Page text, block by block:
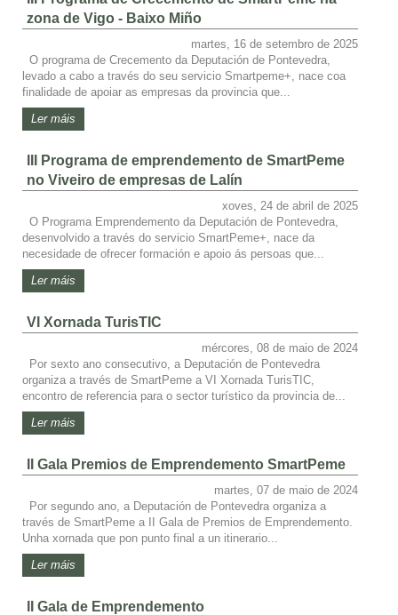
zona de Vigo - Baixo Miño
martes, 16 de setembro de 2025
O programa de Crecemento da Deputación de Pontevedra,
levado a cabo a través do seu servicio Smartpeme+, nace coa
finalidade de apoiar as empresas da provincia que...
Ler máis
III Programa de emprendemento de SmartPeme
no Viveiro de empresas de Lalín
xoves, 24 de abril de 2025
O Programa Emprendemento da Deputación de Pontevedra,
desenvolvido a través do servicio SmartPeme+, nace da
necesidade de ofrecer formación e apoio ás persoas que...
Ler máis
VI Xornada TurisTIC
mércores, 08 de maio de 2024
Por sexto ano consecutivo, a Deputación de Pontevedra
organiza a través de SmartPeme a VI Xornada TurisTIC,
encontro de referencia para o sector turístico da provincia de...
Ler máis
II Gala Premios de Emprendemento SmartPeme
martes, 07 de maio de 2024
Por segundo ano, a Deputación de Pontevedra organiza a
través de SmartPeme a II Gala de Premios de Emprendemento.
Unha xornada que pon punto final a un itinerario...
Ler máis
II Gala de Emprendemento